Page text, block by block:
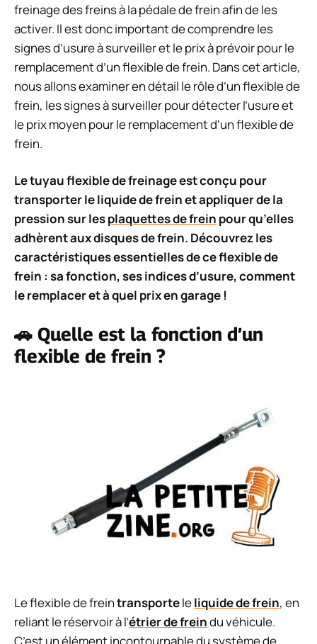
freinage des freins à la pédale de frein afin de les
activer. Il est donc important de comprendre les
signes d’usure à surveiller et le prix à prévoir pour le
remplacement d’un flexible de frein. Dans cet article,
nous allons examiner en détail le rôle d’un flexible de
frein, les signes à surveiller pour détecter l’usure et
le prix moyen pour le remplacement d’un flexible de
frein.
Le tuyau flexible de freinage est conçu pour
transporter le liquide de frein et appliquer de la
pression sur lesplaquettes de frein pour qu’elles
adhèrent aux disques de frein. Découvrez les
caractéristiques essentielles de ce flexible de
frein : sa fonction, ses indices d’usure, comment
le remplacer et à quel prix en garage !
🚗 Quelle est la fonction d’un
flexible de frein ?
Le flexible de freintransporteleliquide de frein, en
reliant le réservoir à l’étrier de freindu véhicule.